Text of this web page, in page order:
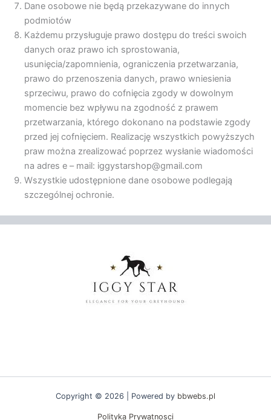
Dane osobowe nie będą przekazywane do innych
podmiotów
Każdemu przysługuje prawo dostępu do treści swoich
danych oraz prawo ich sprostowania,
usunięcia/zapomnienia, ograniczenia przetwarzania,
prawo do przenoszenia danych, prawo wniesienia
sprzeciwu, prawo do cofnięcia zgody w dowolnym
momencie bez wpływu na zgodność z prawem
przetwarzania, którego dokonano na podstawie zgody
przed jej cofnięciem. Realizację wszystkich powyższych
praw można zrealizować poprzez wysłanie wiadomości
na adres e – mail: iggystarshop@gmail.com
Wszystkie udostępnione dane osobowe podlegają
szczególnej ochronie.
Copyright © 2026 | Powered by bbwebs.pl
Polityka Prywatnosci